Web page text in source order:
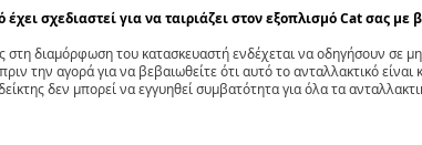
έχει σχεδιαστεί για να ταιριάζει στον εξοπλισμό Cat σας
στη διαμόρφωση του κατασκευαστή ενδέχεται να οδηγήσουν σε
την αγορά για να βεβαιωθείτε ότι αυτό το ανταλλακτικό
δεν μπορεί να εγγυηθεί συμβατότητα για όλα τα